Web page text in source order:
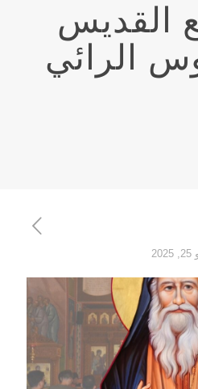
القديس
الرائي